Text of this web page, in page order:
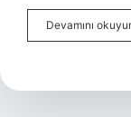
Devamını